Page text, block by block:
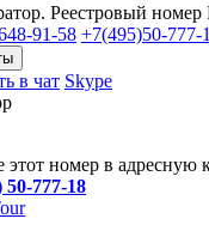
Реестровый
91-58 +7(495)50-777-
в чат Skype
этот номер в адресную
50-777-18